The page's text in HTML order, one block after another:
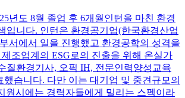
년도 8월 졸업 후 6개월인턴을 마친 환경
입니다. 인턴은 환경공기업(한국환경산업
서에서 일을 진행했고 환경공학의 성격을
조업계의 ESG로의 진출을 위해 온실가
질환경기사, 오픽 IH, 전문인력양성교육
했습니다. 다만 이는 대기업 및 중견규모의
원시에는 경력자들에게 밀리는 스펙이라